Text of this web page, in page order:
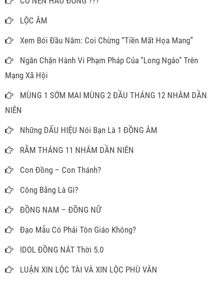
LỘC ÂM
Xem Bói Đầu Năm: Coi Chừng “Tiền Mất Họa Mang”
Ngăn Chặn Hành Vi Phạm Pháp Của ''Long Ngáo'' Trên
Mạng Xã Hội
MÙNG 1 SỚM MAI MÙNG 2 ĐẦU THÁNG 12 NHÂM DẦN
NIÊN
Những DẤU HIỆU Nói Bạn Là 1 ĐỒNG ÂM
RẰM THÁNG 11 NHÂM DẦN NIÊN
Con Đồng – Con Thánh?
Công Bằng Là Gì?
ĐỒNG NAM – ĐỒNG NỮ
Đạo Mẫu Có Phải Tôn Giáo Không?
IDOL ĐỒNG NÁT Thời 5.0
LUẬN XIN LỘC TÀI VÀ XIN LỘC PHÙ VÂN